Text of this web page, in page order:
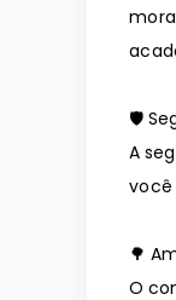
🛡️
A
você
🌳
O